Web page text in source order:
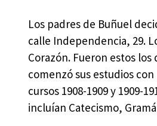
Los padres de Buñuel
calle Independencia, 29.
Corazón. Fueron estos
comenzó sus estudios
cursos 1908-1909 y 1909-
incluían Catecismo,